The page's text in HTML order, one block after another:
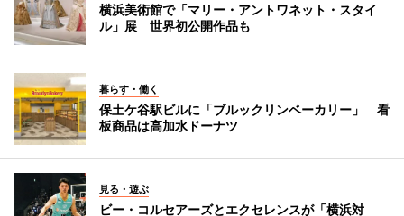
横浜美術館で「マリー・アントワネット・スタイ
ル」展 世界初公開作品も
暮らす・働く
保土ケ谷駅ビルに「ブルックリンベーカリー」 看
板商品は高加水ドーナツ
見る・遊ぶ
ビー・コルセアーズとエクセレンスが「横浜対